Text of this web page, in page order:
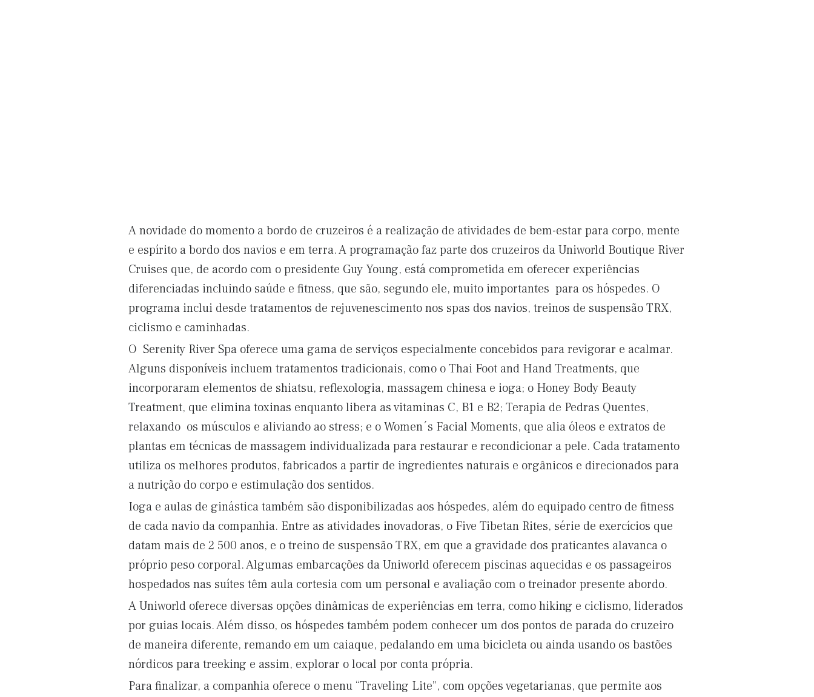
A novidade do momento a bordo de cruzeiros é a realização de atividades de bem-estar para corpo, mente
e espírito a bordo dos navios e em terra. A programação faz parte dos cruzeiros da Uniworld Boutique River
Cruises que, de acordo com o presidente Guy Young, está comprometida em oferecer experiências
diferenciadas incluindo saúde e fitness, que são, segundo ele, muito importantes para os hóspedes. O
programa inclui desde tratamentos de rejuvenescimento nos spas dos navios, treinos de suspensão TRX,
ciclismo e caminhadas.
O Serenity River Spa oferece uma gama de serviços especialmente concebidos para revigorar e acalmar.
Alguns disponíveis incluem tratamentos tradicionais, como o Thai Foot and Hand Treatments, que
incorporaram elementos de shiatsu, reflexologia, massagem chinesa e ioga; o Honey Body Beauty
Treatment, que elimina toxinas enquanto libera as vitaminas C, B1 e B2; Terapia de Pedras Quentes,
relaxando os músculos e aliviando ao stress; e o Women´s Facial Moments, que alia óleos e extratos de
plantas em técnicas de massagem individualizada para restaurar e recondicionar a pele. Cada tratamento
utiliza os melhores produtos, fabricados a partir de ingredientes naturais e orgânicos e direcionados para
a nutrição do corpo e estimulação dos sentidos.
Ioga e aulas de ginástica também são disponibilizadas aos hóspedes, além do equipado centro de fitness
de cada navio da companhia. Entre as atividades inovadoras, o Five Tibetan Rites, série de exercícios que
datam mais de 2 500 anos, e o treino de suspensão TRX, em que a gravidade dos praticantes alavanca o
próprio peso corporal. Algumas embarcações da Uniworld oferecem piscinas aquecidas e os passageiros
hospedados nas suítes têm aula cortesia com um personal e avaliação com o treinador presente abordo.
A Uniworld oferece diversas opções dinâmicas de experiências em terra, como hiking e ciclismo, liderados
por guias locais. Além disso, os hóspedes também podem conhecer um dos pontos de parada do cruzeiro
de maneira diferente, remando em um caiaque, pedalando em uma bicicleta ou ainda usando os bastões
nórdicos para treeking e assim, explorar o local por conta própria.
Para finalizar, a companhia oferece o menu “Traveling Lite”, com opções vegetarianas, que permite aos